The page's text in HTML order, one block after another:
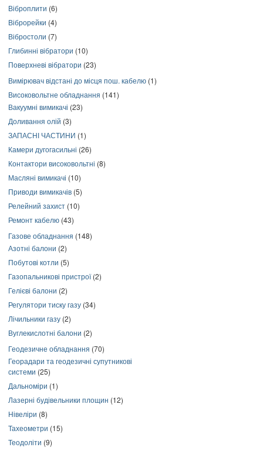
Віброплити (6)
Віброрейки (4)
Вібростоли (7)
Глибинні вібратори (10)
Поверхневі вібратори (23)
Вимірювач відстані до місця пош. кабелю (1)
Високовольтне обладнання (141)
Вакуумні вимикачі (23)
Доливання олій (3)
ЗАПАСНІ ЧАСТИНИ (1)
Камери дугогасильні (26)
Контактори високовольтні (8)
Масляні вимикачі (10)
Приводи вимикачів (5)
Релейний захист (10)
Ремонт кабелю (43)
Газове обладнання (148)
Азотні балони (2)
Побутові котли (5)
Газопальникові пристрої(2)
Гелієві балони (2)
Регулятори тиску газу (34)
Лічильники газу (2)
Вуглекислотні балони (2)
Геодезичне обладнання (70)
Георадари та геодезичні супутникові
системи (25)
Дальноміри (1)
Лазерні будівельники площин (12)
Нівеліри (8)
Тахеометри (15)
Теодоліти (9)